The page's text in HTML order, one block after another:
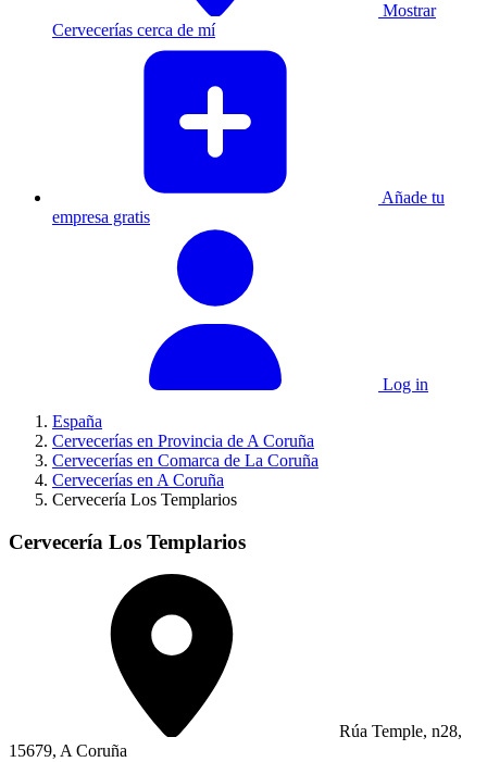
Mostrar
Cervecerías cerca de mí
Añade tu
empresa gratis
Log in
España
Cervecerías en Provincia de A Coruña
Cervecerías en Comarca de La Coruña
Cervecerías en A Coruña
Cervecería Los Templarios
Cervecería Los Templarios
Rúa Temple, n28,
15679, A Coruña